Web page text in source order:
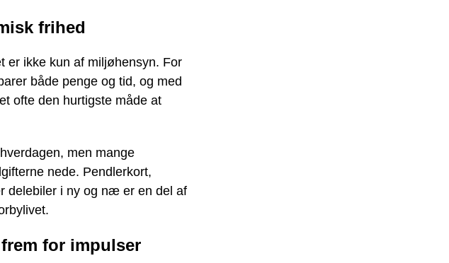
frihed
er ikke kun af miljøhensyn. For
både penge og tid, og med
ofte den hurtigste måde at
men mange
nede. Pendlerkort,
delebiler i ny og næ er en del af
for impulser